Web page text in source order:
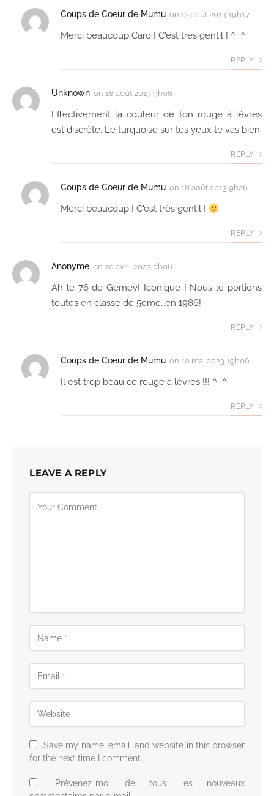
Coups de Coeur de Mumu on 13 août 2013 19h17
Merci beaucoup Caro ! C'est très gentil ! ^_^
REPLY
Unknown on 18 août 2013 9h06
Effectivement la couleur de ton rouge à lèvres
est discrète. Le turquoise sur tes yeux te vas bien.
REPLY
Coups de Coeur de Mumu on 18 août 2013 9h26
Merci beaucoup ! C'est très gentil !
REPLY
Anonyme on 30 avril 2023 0h06
Ah le 76 de Gemey! Iconique ! Nous le portions
toutes en classe de 5eme…en 1986!
REPLY
Coups de Coeur de Mumu on 10 mai 2023 19h06
Il est trop beau ce rouge à lèvres !!! ^_^
REPLY
LEAVE A REPLY
Save my name, email, and website in this browser
for the next time I comment.
Prévenez-moi de tous les nouveaux